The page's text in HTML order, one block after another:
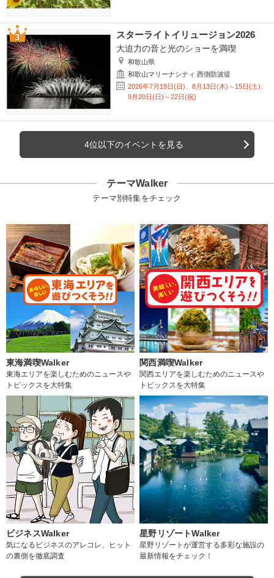
スターライトイリュージョン2026
大迫力の音と光のショーを満喫
和歌山県
和歌山マリーナシティ 西側防波堤
2026年7月19日(日)、8月13日(木)～15日(土)、
9月20日(日)～22日(祝)
4位以下のイベントを見る
テーマWalker
テーマ別特集をチェック
東海満喫Walker
東海エリアを楽しむためのニュースや
トピックスを大特集
関西満喫Walker
関西エリアを楽しむためのニュースや
トピックスを大特集
ビジネスWalker
気になるビジネスのアレコレ、ヒット
の裏側を徹底調査
星野リゾートWalker
星野リゾートが運営する多彩な施設の
最新情報をチェック！